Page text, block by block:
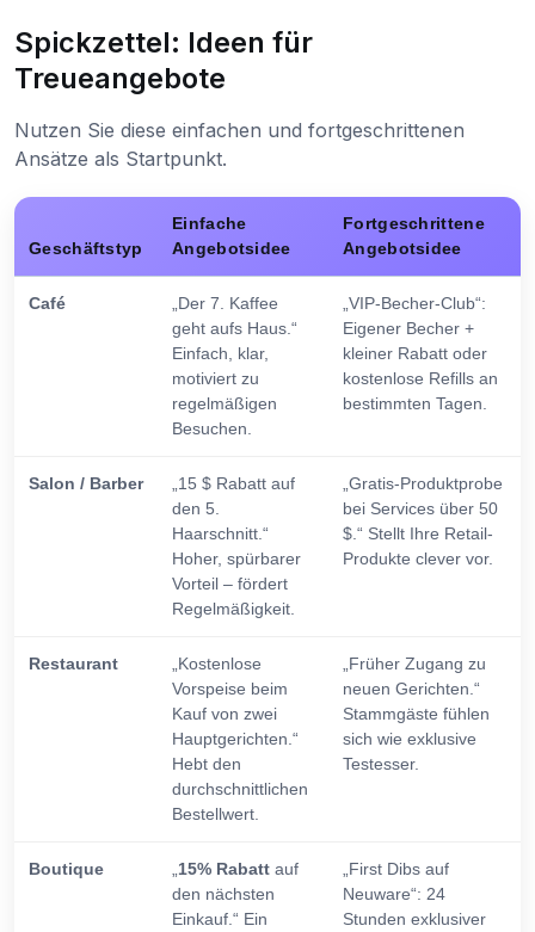
Spickzettel: Ideen für
Treueangebote
Nutzen Sie diese einfachen und fortgeschrittenen
Ansätze als Startpunkt.
Geschäftstyp
Einfache
Angebotsidee
Fortgeschrittene
Angebotsidee
Café
„Der 7. Kaffee
geht aufs Haus.“
Einfach, klar,
motiviert zu
regelmäßigen
Besuchen.
„VIP-Becher-Club“:
Eigener Becher +
kleiner Rabatt oder
kostenlose Refills an
bestimmten Tagen.
Salon / Barber
„15 $ Rabatt auf
den 5.
Haarschnitt.“
Hoher, spürbarer
Vorteil – fördert
Regelmäßigkeit.
„Gratis-Produktprobe
bei Services über 50
$.“ Stellt Ihre Retail-
Produkte clever vor.
Restaurant
„Kostenlose
Vorspeise beim
Kauf von zwei
Hauptgerichten.“
Hebt den
durchschnittlichen
Bestellwert.
„Früher Zugang zu
neuen Gerichten.“
Stammgäste fühlen
sich wie exklusive
Testesser.
Boutique 15% Rabatt auf
den nächsten
Einkauf.“ Ein
„First Dibs auf
Neuware“: 24
Stunden exklusiver